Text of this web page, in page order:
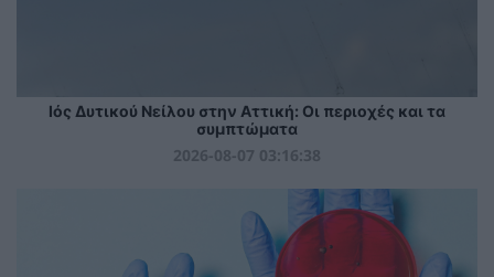
Ιός Δυτικού Νείλου στην Αττική: Οι περιοχές και τα
συμπτώματα
2026-08-07 03:16:38